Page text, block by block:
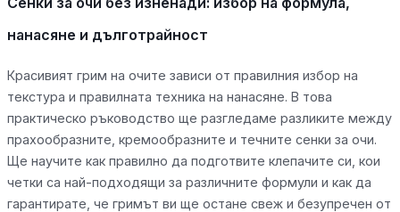
нанасяне и дълготрайност
Красивият грим на очите зависи от правилния избор на
текстура и правилната техника на нанасяне. В това
практическо ръководство ще разгледаме разликите между
прахообразните, кремообразните и течните сенки за очи.
Ще научите как правилно да подготвите клепачите си, кои
четки са най-подходящи за различните формули и как да
гарантирате, че гримът ви ще остане свеж и безупречен от